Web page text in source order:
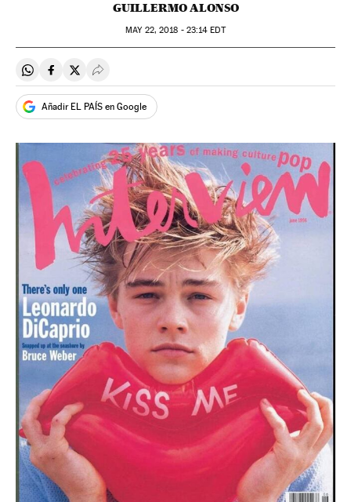
GUILLERMO ALONSO
MAY22, 2018 - 23:14 EDT
Compartir en Whatsapp
Compartir en Facebook
Compartir en Twitter
Desplegar Redes Sociales
Añadir EL PAÍS en Google